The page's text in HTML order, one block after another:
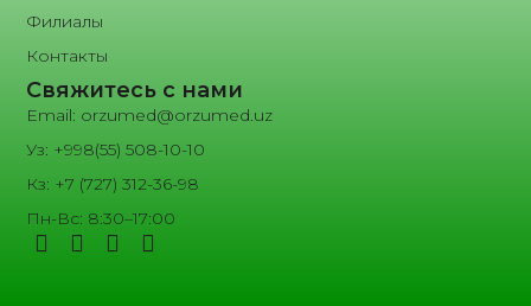
Филиалы
Контакты
Свяжитесь с нами
Email: orzumed@orzumed.uz
Уз: +998(55) 508-10-10
Кз: +7 (727) 312-36-98
Пн-Вс: 8:30–17:00